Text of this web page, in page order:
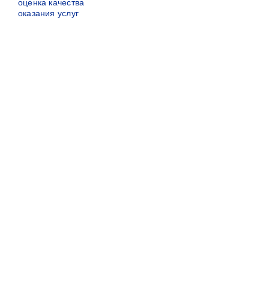
оценка качества
оказания услуг